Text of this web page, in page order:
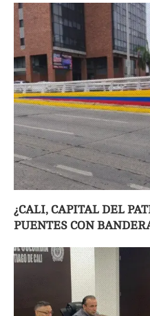
¿CALI, CAPITAL DEL
PUENTES CON